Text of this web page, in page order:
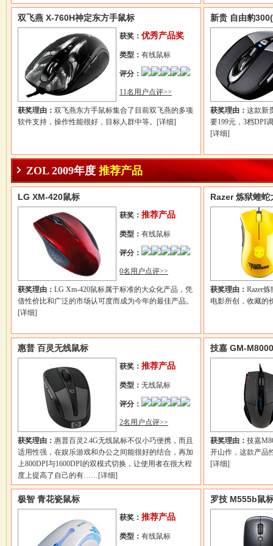
双飞燕 X-760H神定东方手鼠标
获奖： 优秀产品奖
类型： 有线鼠标
评分：
11名用户点评>>
获奖理由： 双飞燕东方手鼠标集合了目前双飞燕的多项
软件支持，操作性能很好，目标人群中等。 [详细]
新贵 自由豹
获奖理由： 这款新
要199元，3档DPI
[详细]
ZOL 2009年度 推荐产品
LG XM-420鼠标
获奖： 推荐产品
类型： 有线鼠标
评分：
0名用户点评>>
获奖理由： LG Xm-420鼠标属于标准的大众化产品，凭
借性价比和广泛的市场认可度而成为今年的最佳产品。
[详细]
Razer 炼狱蝰蛇
获奖理由： Razer
电影所创，收藏的
惠普 百灵无线鼠标
获奖： 推荐产品
类型： 无线鼠标
评分：
2名用户点评>>
获奖理由： 惠普百灵2.4G无线鼠标不仅小巧便携，而且
适用性强，在娱乐游戏和办公之间能很好的结合，再加
上800DPI与1600DPI的双模式切换，让使用者在很大程
度上提高了自己的有……[详细]
技嘉 GM-
获奖理由： 技嘉
开山作，这款产品
[详细]
极智 青花瓷鼠标
获奖： 推荐产品
类型： 有线鼠标
罗技 M555b鼠